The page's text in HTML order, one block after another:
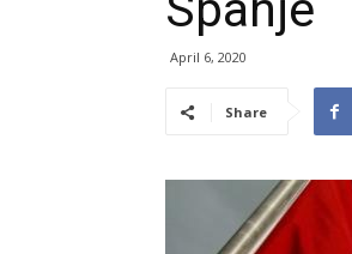
April 6, 2020
Share